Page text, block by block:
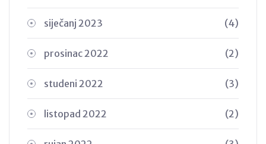
siječanj 2023 (4)
prosinac 2022 (2)
studeni 2022 (3)
listopad 2022 (2)